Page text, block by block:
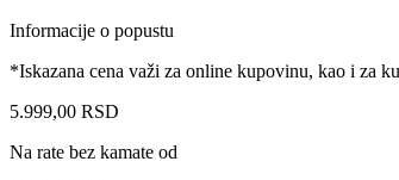
Informacije o popustu
*Iskazana cena važi za online kupovinu, kao i za
5.999,00 RSD
Na rate bez kamate od